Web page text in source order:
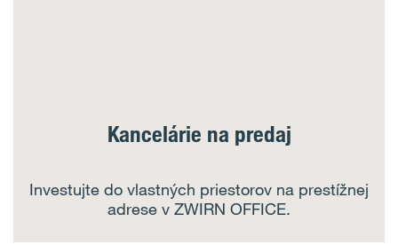
Kancelárie na predaj
Investujte do vlastných priestorov na prestížnej
adrese v ZWIRN OFFICE.